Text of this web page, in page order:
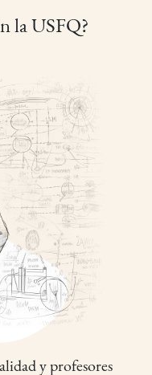
la USFQ?
y profesores